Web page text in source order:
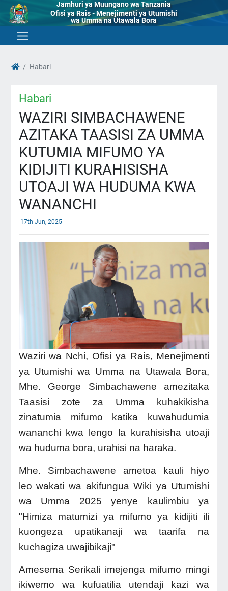
Jamhuri ya Muungano wa Tanzania
Ofisi ya Rais - Menejimenti ya Utumishi
wa Umma na Utawala Bora
Habari
Habari
WAZIRI SIMBACHAWENE
AZITAKA TAASISI ZA UMMA
KUTUMIA MIFUMO YA
KIDIJITI KURAHISISHA
UTOAJI WA HUDUMA KWA
WANANCHI
17th Jun, 2025
Waziri wa Nchi, Ofisi ya Rais, Menejimenti
ya Utumishi wa Umma na Utawala Bora,
Mhe. George Simbachawene amezitaka
Taasisi zote za Umma kuhakikisha
zinatumia mifumo katika kuwahudumia
wananchi kwa lengo la kurahisisha utoaji
wa huduma bora, urahisi na haraka.
Mhe. Simbachawene ametoa kauli hiyo
leo wakati wa akifungua Wiki ya Utumishi
wa Umma 2025 yenye kaulimbiu ya
"Himiza matumizi ya mifumo ya kidijiti ili
kuongeza upatikanaji wa taarifa na
kuchagiza uwajibikaji"
Amesema Serikali imejenga mifumo mingi
ikiwemo wa kufuatilia utendaji kazi wa